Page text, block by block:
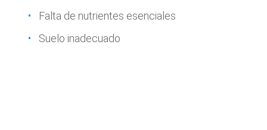
Falta de nutrientes esenciales
Suelo inadecuado